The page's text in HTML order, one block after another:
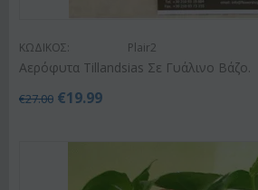
ΚΩΔΙΚΟΣ: Plair2
Αερόφυτα Tillandsias Σε Γυάλινο Βάζο.
€27.00 €19.99